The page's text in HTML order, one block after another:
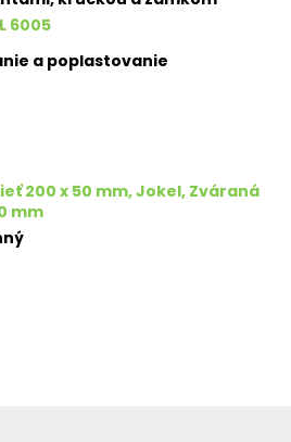
6005
a poplastovanie
200 x 50 mm, Jokel, Zváraná
mm